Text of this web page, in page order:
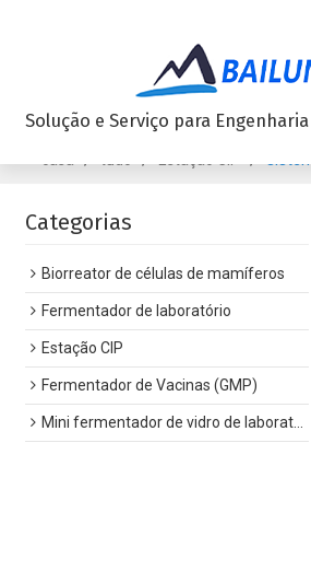
Solução e Serviço para
/ / /
Categorias
Biorreator de células de mamíferos
Fermentador de laboratório
Estação CIP
Fermentador de Vacinas (GMP)
Mini fermentador de vidro de laboratório